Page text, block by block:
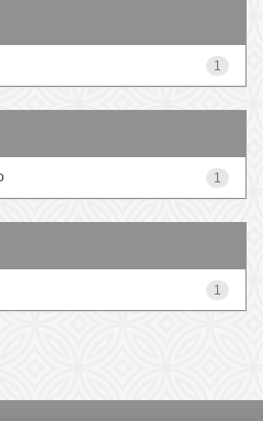
1
1
1